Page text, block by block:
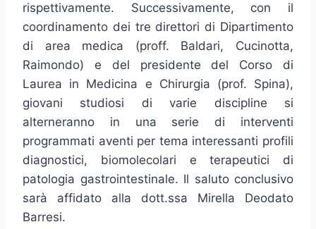
rispettivamente. Successivamente, con il
coordinamento dei tre direttori di Dipartimento
di area medica (proff. Baldari, Cucinotta,
Raimondo) e del presidente del Corso di
Laurea in Medicina e Chirurgia (prof. Spina),
giovani studiosi di varie discipline si
alterneranno in una serie di interventi
programmati aventi per tema interessanti profili
diagnostici, biomolecolari e terapeutici di
patologia gastrointestinale. Il saluto conclusivo
sarà affidato alla dott.ssa Mirella Deodato
Barresi.